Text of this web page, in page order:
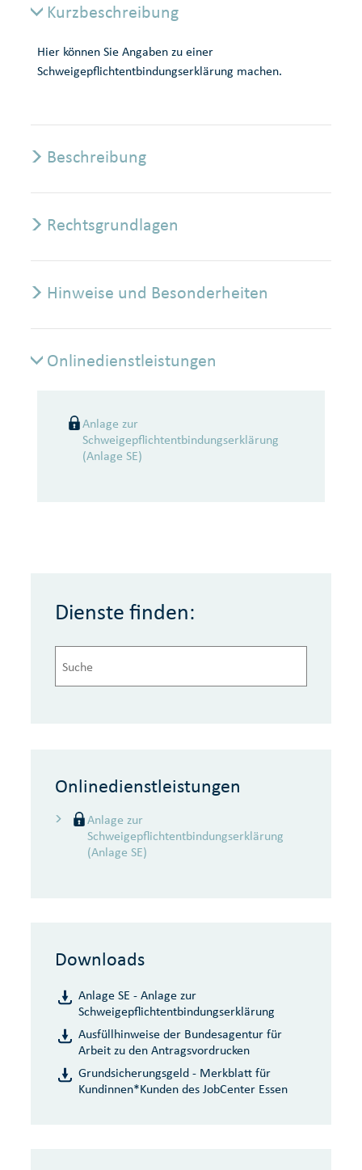
Kurzbeschreibung
Hier können Sie Angaben zu einer
Schweigepflichtentbindungserklärung machen.
Beschreibung
Rechtsgrundlagen
Hinweise und Besonderheiten
Onlinedienstleistungen
Onlinedienstleistungen
Anlage zur
Schweigepflichtentbindungserklärung
(Anlage SE)
Dienste finden:
Onlinedienstleistungen
Anlage zur
Schweigepflichtentbindungserklärung
(Anlage SE)
Downloads
Anlage SE - Anlage zur
Schweigepflichtentbindungserklärung
Ausfüllhinweise der Bundesagentur für
Arbeit zu den Antragsvordrucken
Grundsicherungsgeld - Merkblatt für
Kundinnen*Kunden des JobCenter Essen